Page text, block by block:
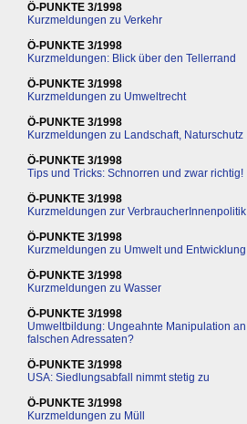
Ö-PUNKTE 3/1998
Kurzmeldungen zu Verkehr
Ö-PUNKTE 3/1998
Kurzmeldungen: Blick über den Tellerrand
Ö-PUNKTE 3/1998
Kurzmeldungen zu Umweltrecht
Ö-PUNKTE 3/1998
Kurzmeldungen zu Landschaft, Naturschutz
Ö-PUNKTE 3/1998
Tips und Tricks: Schnorren und zwar richtig!
Ö-PUNKTE 3/1998
Kurzmeldungen zur VerbraucherInnenpolitik
Ö-PUNKTE 3/1998
Kurzmeldungen zu Umwelt und Entwicklung
Ö-PUNKTE 3/1998
Kurzmeldungen zu Wasser
Ö-PUNKTE 3/1998
Umweltbildung: Ungeahnte Manipulation an
falschen Adressaten?
Ö-PUNKTE 3/1998
USA: Siedlungsabfall nimmt stetig zu
Ö-PUNKTE 3/1998
Kurzmeldungen zu Müll